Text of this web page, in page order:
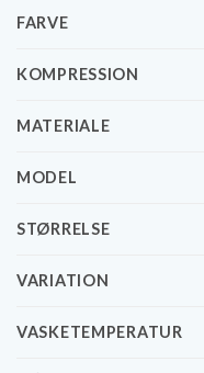
FARVE
KOMPRESSION
MATERIALE
MODEL
STØRRELSE
VARIATION
VASKETEMPERATUR